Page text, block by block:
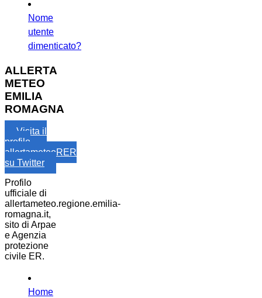
Nome
utente
dimenticato?
ALLERTA
METEO
EMILIA
ROMAGNA
Visita il
profilo
allertameteoRER
su Twitter
Profilo
ufficiale di
allertameteo.regione.emilia-
romagna.it,
sito di Arpae
e Agenzia
protezione
civile ER.
Home